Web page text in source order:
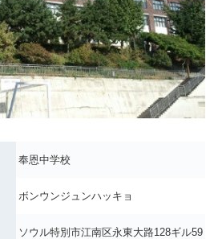
奉恩中学校
ボンウンジュンハッキョ
ソウル特別市江南区永東大路128ギル59